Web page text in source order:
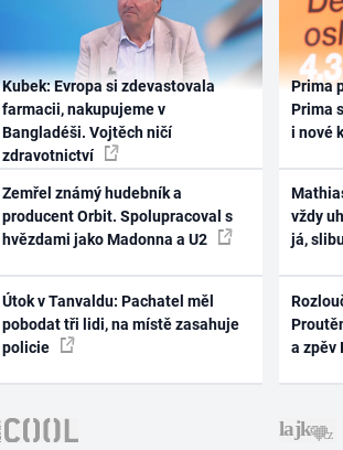
Kubek: Evropa si zdevastovala
farmacii, nakupujeme v
Bangladéši. Vojtěch ničí
zdravotnictví
Zemřel známý hudebník a
producent Orbit. Spolupracoval s
hvězdami jako Madonna a U2
Útok v Tanvaldu: Pachatel měl
pobodat tři lidi, na místě zasahuje
policie
Prima
Prima
i nové
vždy
já,
a zpěv